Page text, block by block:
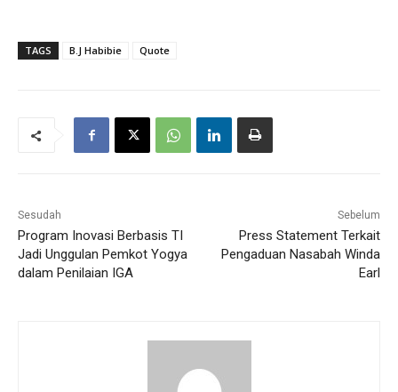
TAGS B.J Habibie Quote
Sesudah
Program Inovasi Berbasis TI
Jadi Unggulan Pemkot Yogya
dalam Penilaian IGA
Sebelum
Press Statement Terkait
Pengaduan Nasabah Winda
Earl